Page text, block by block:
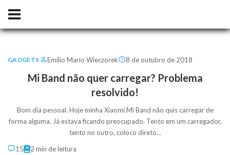
GADGETS Emilio Mario Wieczorek 8 de outubro de 2018
Mi Band não quer carregar? Problema
resolvido!
Bom dia pessoal. Hoje minha Xiaomi Mi Band não quis carregar de
forma alguma. Já estava ficando preocupado. Tento em um carregador,
tento no outro, coloco direto…
15
2 min de leitura